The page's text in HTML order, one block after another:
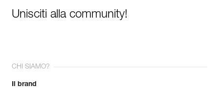
Unisciti alla community!
CHI SIAMO?
Il brand